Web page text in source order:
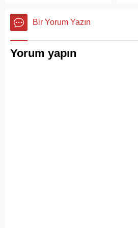
Bir Yorum Yazın
Yorum yapın